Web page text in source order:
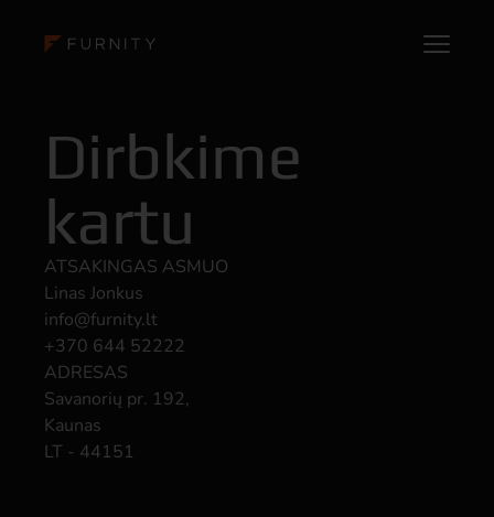
Dirbkime
kartu
ATSAKINGAS ASMUO
Linas Jonkus
info@furnity.lt
+370 644 52222
ADRESAS
Savanorių pr. 192,
Kaunas
LT - 44151